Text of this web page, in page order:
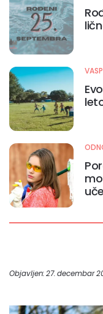
Objavljen: 27. decembar